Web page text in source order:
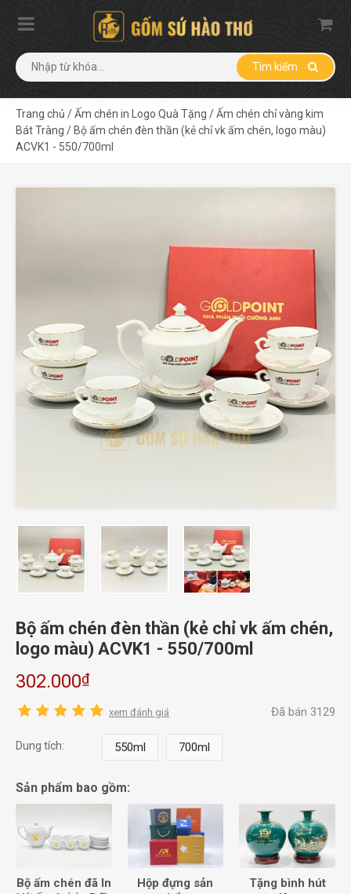
Tìm kiếm
Trang chủ /Ấm chén in Logo Quà Tặng /Ấm chén chỉ vàng kim
Bát Tràng / Bộ ấm chén đèn thần (kẻ chỉ vk ấm chén, logo màu)
ACVK1 - 550/700ml
Bộ ấm chén đèn thần (kẻ chỉ vk ấm chén,
logo màu) ACVK1 - 550/700ml
302.000₫
xem đánh giá Đã bán 3129
Dung tích: 550ml 700ml
Sản phẩm bao gồm:
Bộ ấm chén đã In
Hộp đựng sản
Tặng bình hút